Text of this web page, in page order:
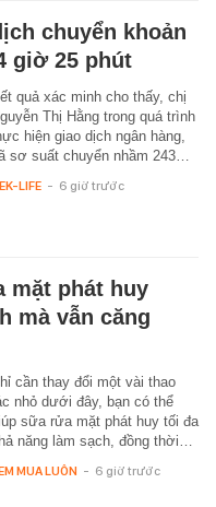
chuyển khoản
giờ 25 phút
quả xác minh cho thấy, chị
Thị Hằng trong quá trình
hiện giao dịch ngân hàng,
sơ suất chuyển nhầm 243…
LIFE - 6 giờ trước
mặt phát huy
mà vẫn căng
cần thay đổi một vài thao
nhỏ dưới đây, bạn có thể
sữa rửa mặt phát huy tối đa
năng làm sạch, đồng thời…
MUA LUÔN - 6 giờ trước